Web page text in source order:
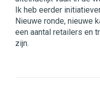
Ik heb eerder
Nieuwe ronde, nieuwe
een aantal retailers en
zijn.